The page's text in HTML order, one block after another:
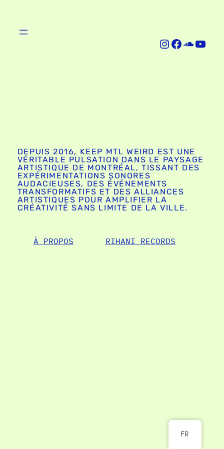
Instagram Facebook SoundCloud YouTube
DEPUIS 2016, KEEP MTL WEIRD EST UNE
VÉRITABLE PULSATION DANS LE PAYSAGE
ARTISTIQUE DE MONTRÉAL, TISSANT DES
EXPÉRIMENTATIONS SONORES
AUDACIEUSES, DES ÉVÉNEMENTS
TRANSFORMATIFS ET DES ALLIANCES
ARTISTIQUES POUR AMPLIFIER LA
CRÉATIVITÉ SANS LIMITE DE LA VILLE.
À PROPOS RIHANI RECORDS
FR